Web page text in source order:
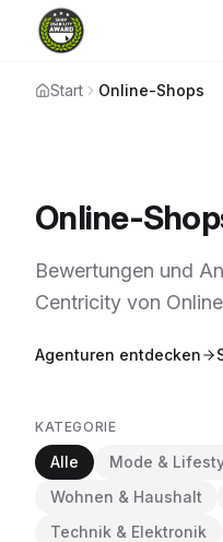
Start Online-Shops
Online-
Bewertungen und
Centricity von
Agenturen entdecken
KATEGORIE
Alle Mode &
Wohnen & Haushalt
Technik & Elektronik